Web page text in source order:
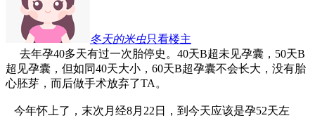
冬天的米虫只看楼主
去年孕40多天有过一次胎停史。40天B超未见孕囊，50天B
超见孕囊，但如同40天大小，60天B超孕囊不会长大，没有胎
心胚芽，而后做手术放弃了TA。
今年怀上了，末次月经8月22日，到今天应该是孕52天左